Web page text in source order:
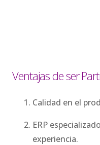
Ventajas de ser
Calidad en el
ERP
experiencia.